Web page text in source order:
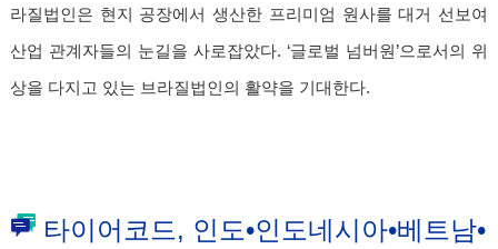
라질법인은 현지 공장에서 생산한 프리미엄 원사를 대거 선보여
산업 관계자들의 눈길을 사로잡았다. ‘글로벌 넘버원’으로서의 위
상을 다지고 있는 브라질법인의 활약을 기대한다.
타이어코드, 인도•인도네시아•베트남•